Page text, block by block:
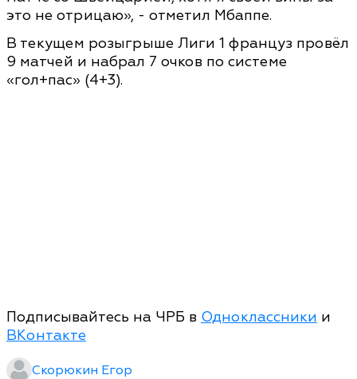
это не отрицаю», - отметил Мбаппе.
В текущем розыгрыше Лиги 1 француз провёл
9 матчей и набрал 7 очков по системе
«гол+пас» (4+3).
Подписывайтесь на ЧРБ в Одноклассники и
ВКонтакте
Скорюкин Егор